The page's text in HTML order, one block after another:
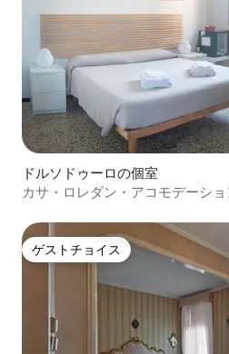
ドルソドゥーロの個室
カサ・ロレダン・アコモデーショ
ゲストチョイス
ゲストチョイス